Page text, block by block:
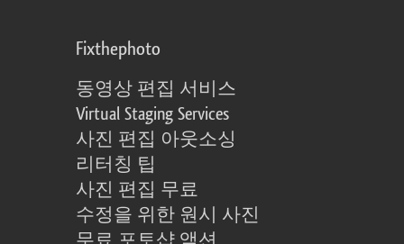
Fixthephoto
동영상 편집 서비스
Virtual Staging Services
사진 편집 아웃소싱
리터칭 팁
사진 편집 무료
수정을 위한 원시 사진
무료 포토샵 액션